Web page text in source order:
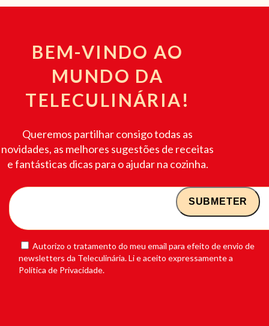
BEM-VINDO AO
MUNDO DA
TELECULINÁRIA!
Queremos partilhar consigo todas as
novidades, as melhores sugestões de receitas
e fantásticas dicas para o ajudar na cozinha.
Autorizo o tratamento do meu email para efeito de envio de
newsletters da Teleculinária. Li e aceito expressamente a
Política de Privacidade.